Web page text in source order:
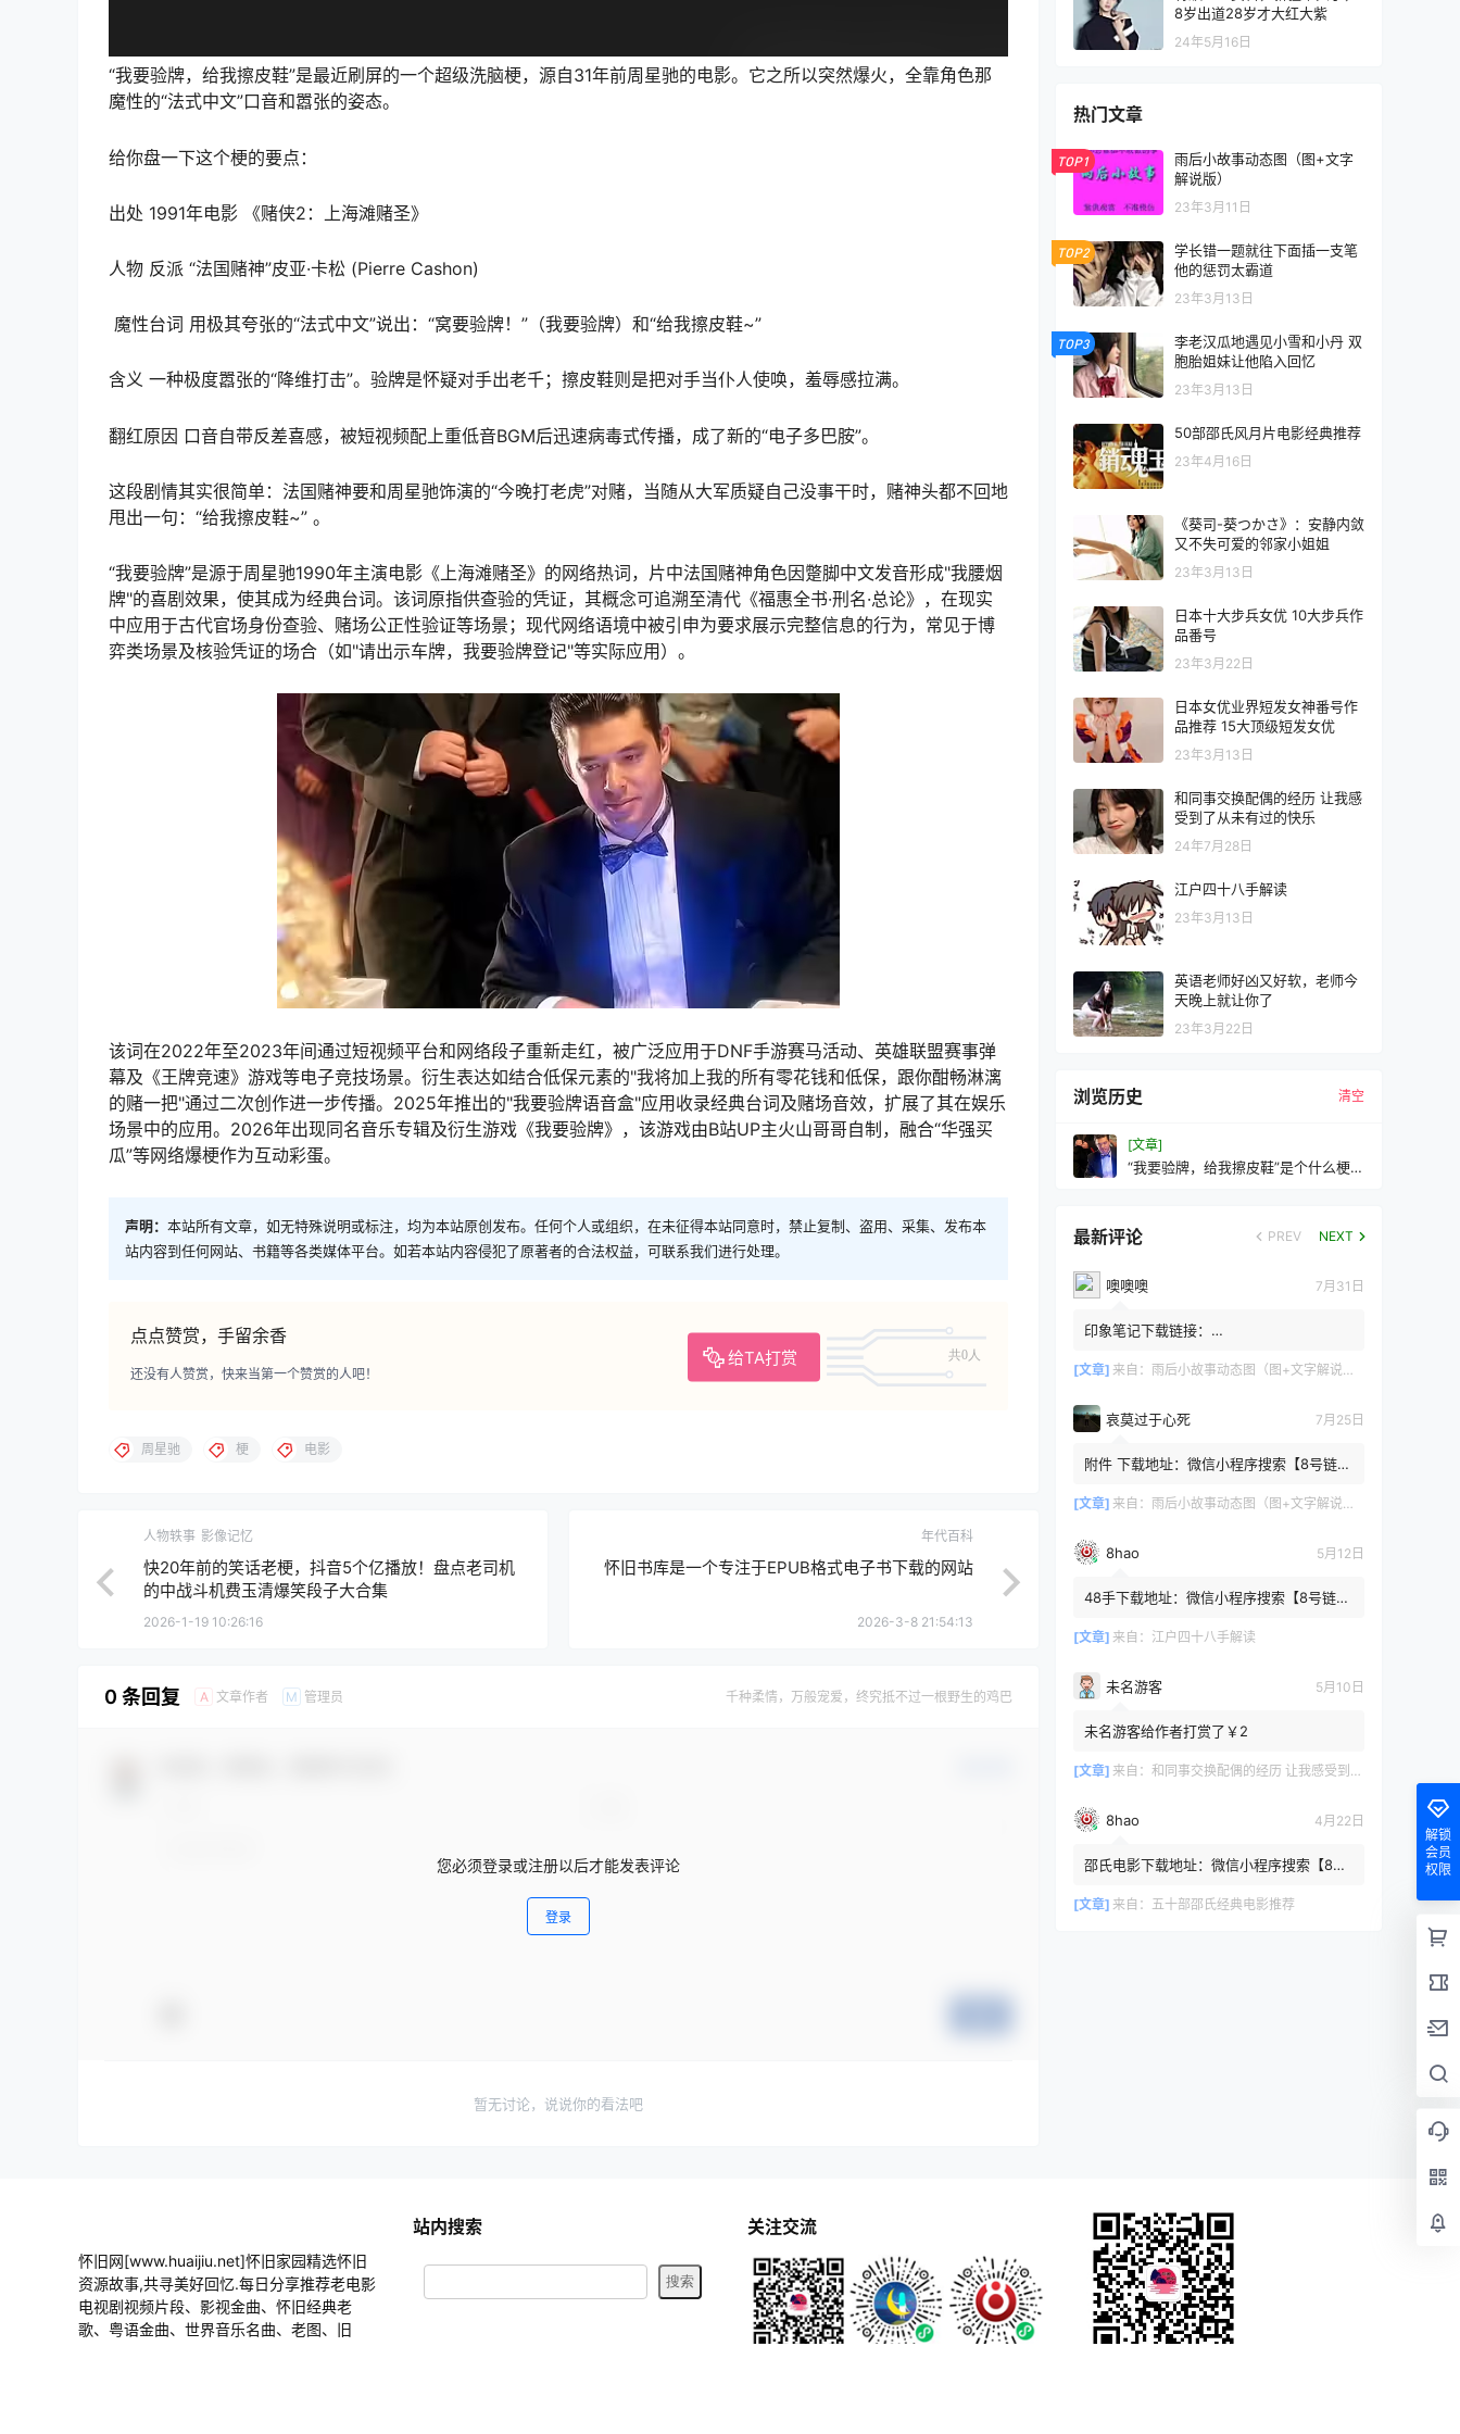
“我要验牌，给我擦皮鞋”是最近刷屏的一个超级洗脑梗，源自31年前周星驰的电影。它之所以突然爆火，全靠角色那
魔性的“法式中文”口音和嚣张的姿态。
给你盘一下这个梗的要点：
出处 1991年电影 《赌侠2：上海滩赌圣》
人物 反派 “法国赌神”皮亚·卡松 (Pierre Cashon)
️ 魔性台词 用极其夸张的“法式中文”说出：“窝要验牌！”（我要验牌）和“给我擦皮鞋~”
含义 一种极度嚣张的“降维打击”。验牌是怀疑对手出老千；擦皮鞋则是把对手当仆人使唤，羞辱感拉满。
翻红原因 口音自带反差喜感，被短视频配上重低音BGM后迅速病毒式传播，成了新的“电子多巴胺”。
这段剧情其实很简单：法国赌神要和周星驰饰演的“今晚打老虎”对赌，当随从大军质疑自己没事干时，赌神头都不回地
甩出一句：“给我擦皮鞋~” 。
“我要验牌”是源于周星驰1990年主演电影《上海滩赌圣》的网络热词，片中法国赌神角色因蹩脚中文发音形成"我腰烟
牌"的喜剧效果，使其成为经典台词。该词原指供查验的凭证，其概念可追溯至清代《福惠全书·刑名·总论》，在现实
中应用于古代官场身份查验、赌场公正性验证等场景；现代网络语境中被引申为要求展示完整信息的行为，常见于博
弈类场景及核验凭证的场合（如"请出示车牌，我要验牌登记"等实际应用）。
该词在2022年至2023年间通过短视频平台和网络段子重新走红，被广泛应用于DNF手游赛马活动、英雄联盟赛事弹
幕及《王牌竞速》游戏等电子竞技场景。衍生表达如结合低保元素的"我将加上我的所有零花钱和低保，跟你酣畅淋漓
的赌一把"通过二次创作进一步传播。2025年推出的"我要验牌语音盒"应用收录经典台词及赌场音效，扩展了其在娱乐
场景中的应用。2026年出现同名音乐专辑及衍生游戏《我要验牌》，该游戏由B站UP主火山哥哥自制，融合“华强买
瓜”等网络爆梗作为互动彩蛋。
声明： 本站所有文章，如无特殊说明或标注，均为本站原创发布。任何个人或组织，在未征得本站同意时，禁止复制、盗用、采集、发布本
站内容到任何网站、书籍等各类媒体平台。如若本站内容侵犯了原著者的合法权益，可联系我们进行处理。
点点赞赏，手留余香
给TA打赏 共0人
还没有人赞赏，快来当第一个赞赏的人吧！
周星驰 梗 电影
人物轶事 影像记忆
快20年前的笑话老梗，抖音5个亿播放！盘点老司机
的中战斗机费玉清爆笑段子大合集
2026-1-19 10:26:16
年代百科
怀旧书库是一个专注于EPUB格式电子书下载的网站
2026-3-8 21:54:13
0 条回复 A 文章作者 M 管理员 千种柔情，万般宠爱，终究抵不过一根野生的鸡巴
您必须登录或注册以后才能发表评论
登录
暂无讨论，说说你的看法吧
8岁出道28岁才大红大紫
24年5月16日
热门文章
TOP1
雨后小故事动态图（图+文字
解说版）
23年3月11日
TOP2
学长错一题就往下面插一支笔
他的惩罚太霸道
23年3月13日
TOP3
李老汉瓜地遇见小雪和小丹 双
胞胎姐妹让他陷入回忆
23年3月13日
50部邵氏风月片电影经典推荐
23年4月16日
《葵司-葵つかさ》：安静内敛
又不失可爱的邻家小姐姐
23年3月13日
日本十大步兵女优 10大步兵作
品番号
23年3月22日
日本女优业界短发女神番号作
品推荐 15大顶级短发女优
23年3月13日
和同事交换配偶的经历 让我感
受到了从未有过的快乐
24年7月28日
江户四十八手解读
23年3月13日
英语老师好凶又好软，老师今
天晚上就让你了
23年3月22日
浏览历史 清空
[文章]
“我要验牌，给我擦皮鞋”是个什么梗？
最新评论 PREV NEXT
噢噢噢 7月31日
印象笔记下载链接：
[文章] 来自： 雨后小故事动态图（图+文字解说版）
哀莫过于心死 7月25日
附件 下载地址：微信小程序搜索【8号链
或保存下方二维码微信里...
[文章] 来自： 雨后小故事动态图（图+文字解说版）
8hao 5月12日
48手下载地址：微信小程序搜索【8号链
或保存下方二维码微信里识别
[文章] 来自： 江户四十八手解读
未名游客 5月10日
未名游客给作者打赏了￥2
[文章] 来自： 和同事交换配偶的经历 让我感受到了从未有过的快乐
8hao 4月22日
邵氏电影下载地址：微信小程序搜索【8号
令或保存下方二维码微...
[文章] 来自： 五十部邵氏经典电影推荐
解锁
会员
权限
怀旧网[www.huaijiu.net]怀旧家园精选怀旧
资源故事,共寻美好回忆.每日分享推荐老电影
电视剧视频片段、影视金曲、怀旧经典老
歌、粤语金曲、世界音乐名曲、老图、旧
站内搜索 关注交流